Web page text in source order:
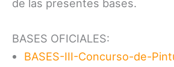
de las presentes bases.
BASES OFICIALES:
BASES-III-Concurso-de-